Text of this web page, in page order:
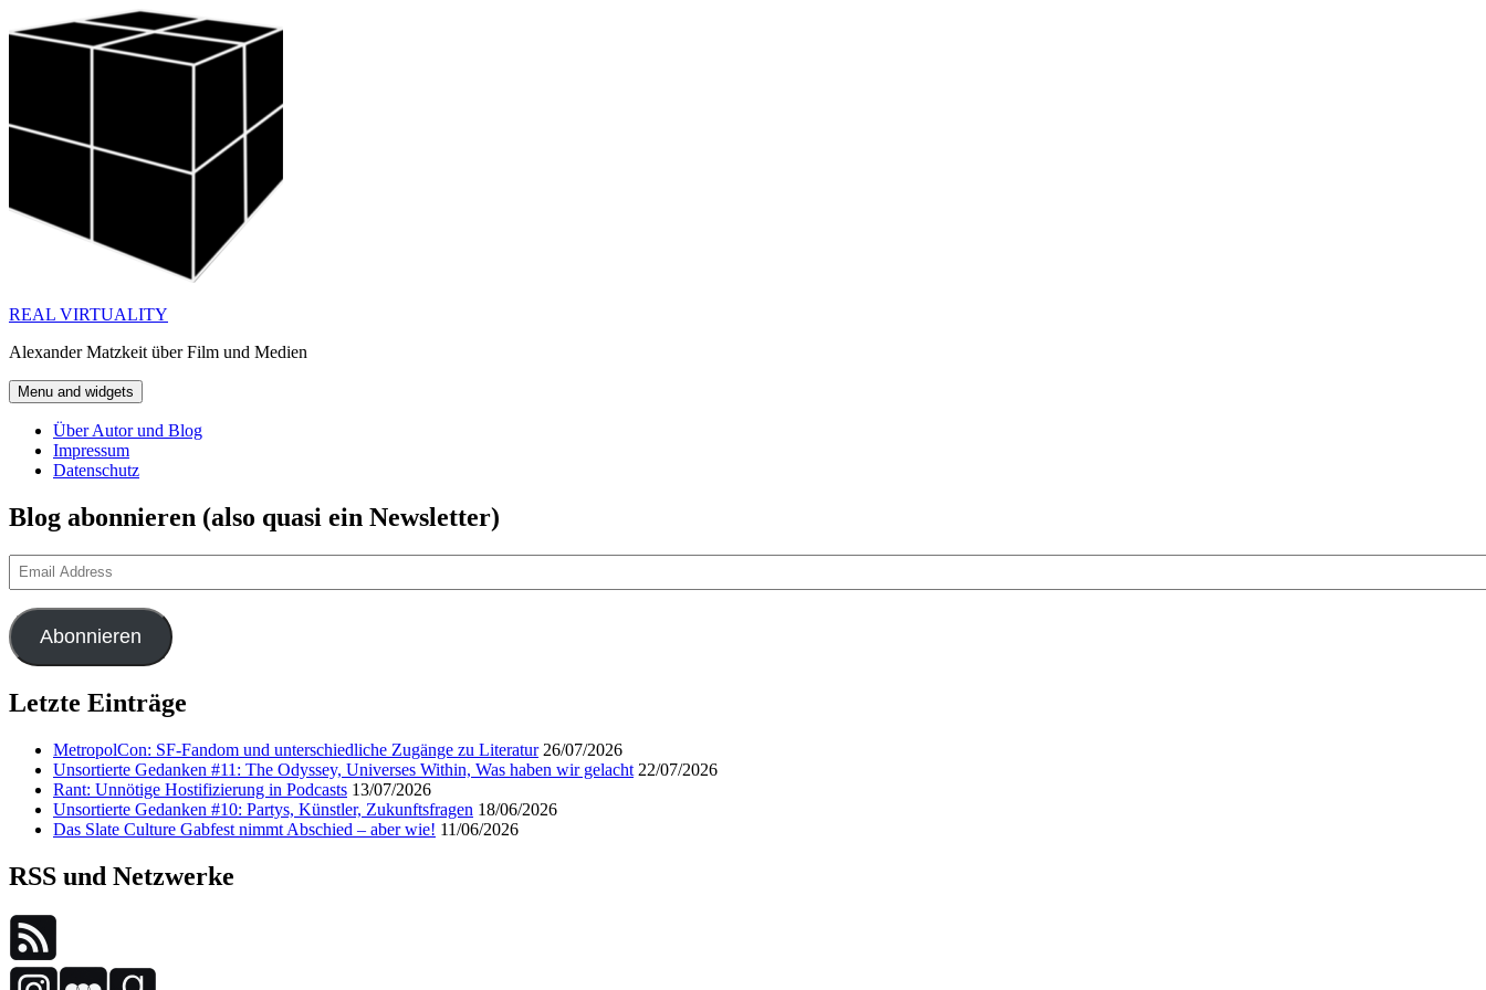
to
REAL VIRTUALITY
Alexander Matzkeit über Film und Medien
Menu and widgets
Über Autor und Blog
Impressum
Datenschutz
Blog abonnieren (also quasi ein Newsletter)
Email
Address
Abonnieren
Letzte Einträge
MetropolCon: SF-Fandom und unterschiedliche Zugänge zu Literatur 26/07/2026
Unsortierte Gedanken #11: The Odyssey, Universes Within, Was haben wir gelacht 22/07/2026
Rant: Unnötige Hostifizierung in Podcasts 13/07/2026
Unsortierte Gedanken #10: Partys, Künstler, Zukunftsfragen 18/06/2026
Das Slate Culture Gabfest nimmt Abschied – aber wie! 11/06/2026
RSS und Netzwerke